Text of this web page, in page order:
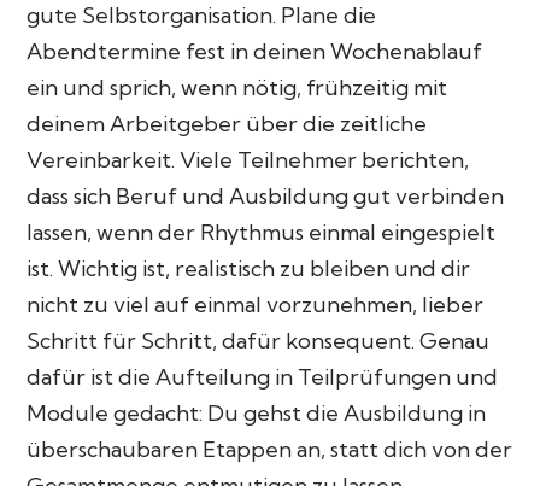
gute Selbstorganisation. Plane die
Abendtermine fest in deinen Wochenablauf
ein und sprich, wenn nötig, frühzeitig mit
deinem Arbeitgeber über die zeitliche
Vereinbarkeit. Viele Teilnehmer berichten,
dass sich Beruf und Ausbildung gut verbinden
lassen, wenn der Rhythmus einmal eingespielt
ist. Wichtig ist, realistisch zu bleiben und dir
nicht zu viel auf einmal vorzunehmen, lieber
Schritt für Schritt, dafür konsequent. Genau
dafür ist die Aufteilung in Teilprüfungen und
Module gedacht: Du gehst die Ausbildung in
überschaubaren Etappen an, statt dich von der